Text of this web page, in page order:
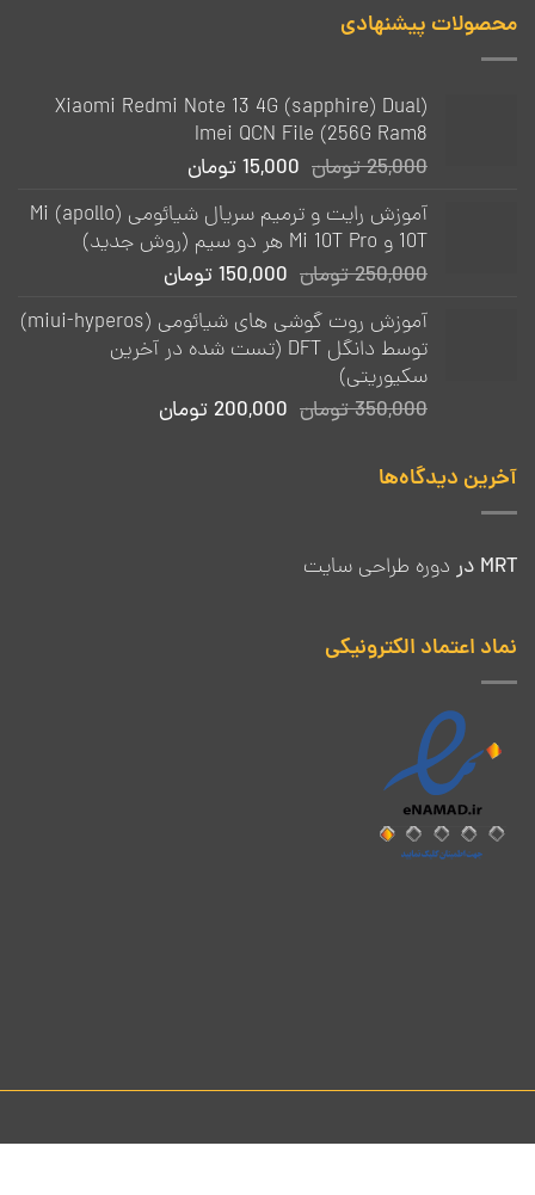
محصولات پیشنهادی
(Xiaomi Redmi Note 13 4G (sapphire) Dual
Imei QCN File (256G Ram8
25,000تومان قیمت
25,000 تومان
بود.
15,000 تومان
15,000 تومان.
آموزش رایت و ترمیم سریال شیائومی (apollo) Mi
10T و Mi 10T Pro هر دو سیم (روش جدید)
250,000تومان قیمت
250,000 تومان
بود.
150,000 تومان
150,000 تومان.
آموزش روت گوشی های شیائومی (miui-hyperos)
توسط دانگل DFT (تست شده در آخرین
سکیوریتی)
350,000تومان قیمت
200,000 تومان
آخرین دیدگاه‌ها
MRT در دوره طراحی سایت
نماد اعتماد الکترونیکی